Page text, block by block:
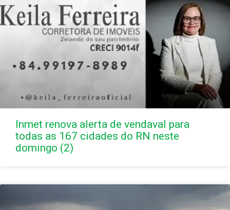
Inmet renova alerta de vendaval para
todas as 167 cidades do RN neste
domingo (2)